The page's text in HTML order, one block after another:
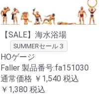
【SALE】海水浴場
SUMMERセール３
HOゲージ
Faller 製品番号:fa151030
通常価格 ￥1,540 税込
￥1,380 税込